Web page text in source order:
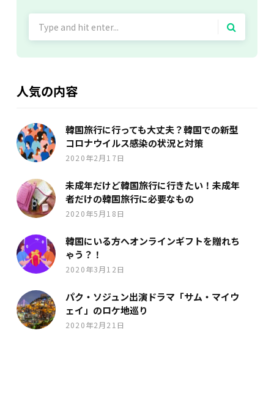
人気の内容
韓国旅行に行っても大丈夫？韓国での新型
コロナウイルス感染の状況と対策
2020年2月17日
未成年だけど韓国旅行に行きたい！未成年
者だけの韓国旅行に必要なもの
2020年5月18日
韓国にいる方へオンラインギフトを贈れち
ゃう？！
2020年3月12日
パク・ソジュン出演ドラマ「サム・マイウ
ェイ」のロケ地巡り
2020年2月21日